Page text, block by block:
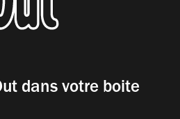
dans votre boite